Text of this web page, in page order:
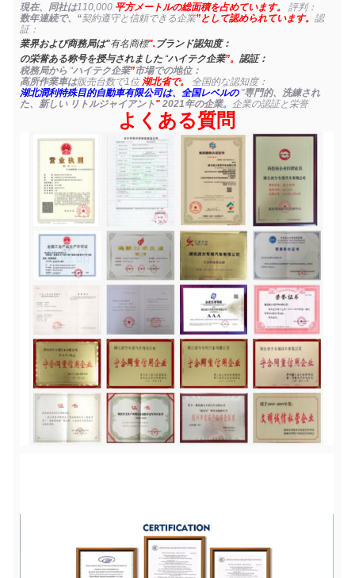
現在、同社は110,000 平方メートルの総面積を占めています。
評判：
数年連続で、“契約遵守と信頼できる企業”として認められています。 認
証：
業界および商務局は"有名商標". ブランド認知度：
の栄誉ある称号を授与されました “ハイテク企業”。 認証：
税務局から “ハイテク企業”市場での地位：
高所作業車は販売台数で1位 湖北省で。
全国的な認知度：
湖北潤利特殊目的自動車有限公司は、全国レベルの "専門的、洗練され
た、新しい リトルジャイアント" 2021年の企業。 企業の認証と栄誉
よくある質問